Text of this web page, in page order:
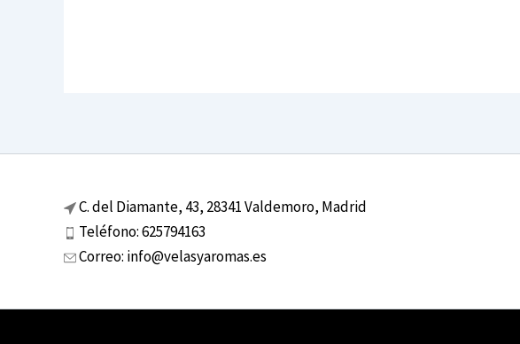
C. del Diamante, 43, 28341 Valdemoro, Madrid
Teléfono: 625794163
Correo: info@velasyaromas.es